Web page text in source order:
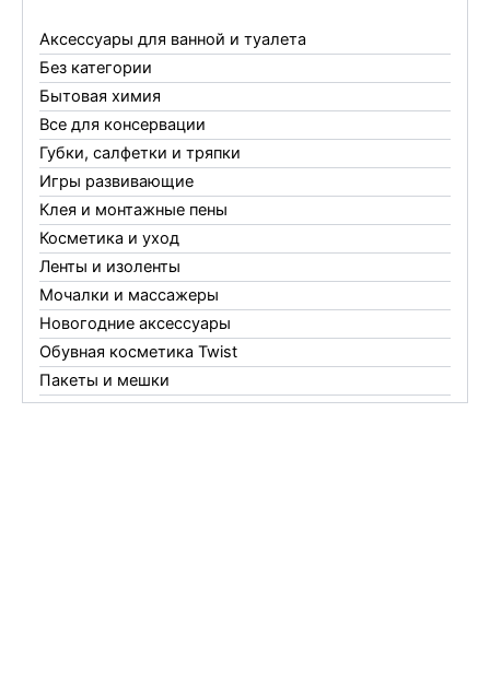
Аксессуары для ванной и туалета
Без категории
Бытовая химия
Все для консервации
Губки, салфетки и тряпки
Игры развивающие
Клея и монтажные пены
Косметика и уход
Ленты и изоленты
Мочалки и массажеры
Новогодние аксессуары
Обувная косметика Twist
Пакеты и мешки
Перчатки